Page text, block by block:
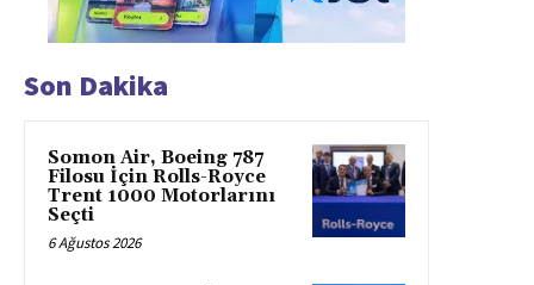
Son Dakika
Somon Air, Boeing 787
Filosu İçin Rolls-Royce
Trent 1000 Motorlarını
Seçti
6 Ağustos 2026